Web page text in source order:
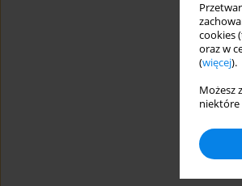
cookies
oraz w
(więcej).
Możesz
niektóre